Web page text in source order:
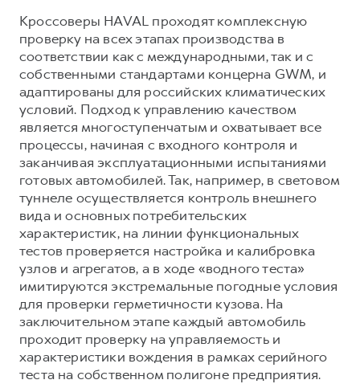
Кроссоверы HAVAL проходят комплексную
проверку на всех этапах производства в
соответствии как с международными, так и с
собственными стандартами концерна GWM, и
адаптированы для российских климатических
условий. Подход к управлению качеством
является многоступенчатым и охватывает все
процессы, начиная с входного контроля и
заканчивая эксплуатационными испытаниями
готовых автомобилей. Так, например, в световом
туннеле осуществляется контроль внешнего
вида и основных потребительских
характеристик, на линии функциональных
тестов проверяется настройка и калибровка
узлов и агрегатов, а в ходе «водного теста»
имитируются экстремальные погодные условия
для проверки герметичности кузова. На
заключительном этапе каждый автомобиль
проходит проверку на управляемость и
характеристики вождения в рамках серийного
теста на собственном полигоне предприятия.